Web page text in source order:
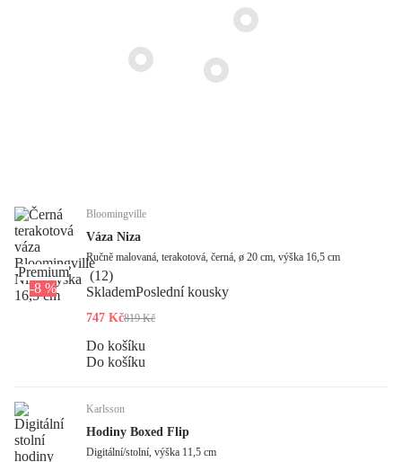
Premium
-8 %
Bloomingville
Váza Niza
Ručně malovaná, terakotová, černá, ø 20 cm, výška 16,5 cm
(12)
SklademPoslední kousky
747 Kč819 Kč
Do košíku
Do košíku
Karlsson
Hodiny Boxed Flip
Digitální/stolní, výška 11,5 cm